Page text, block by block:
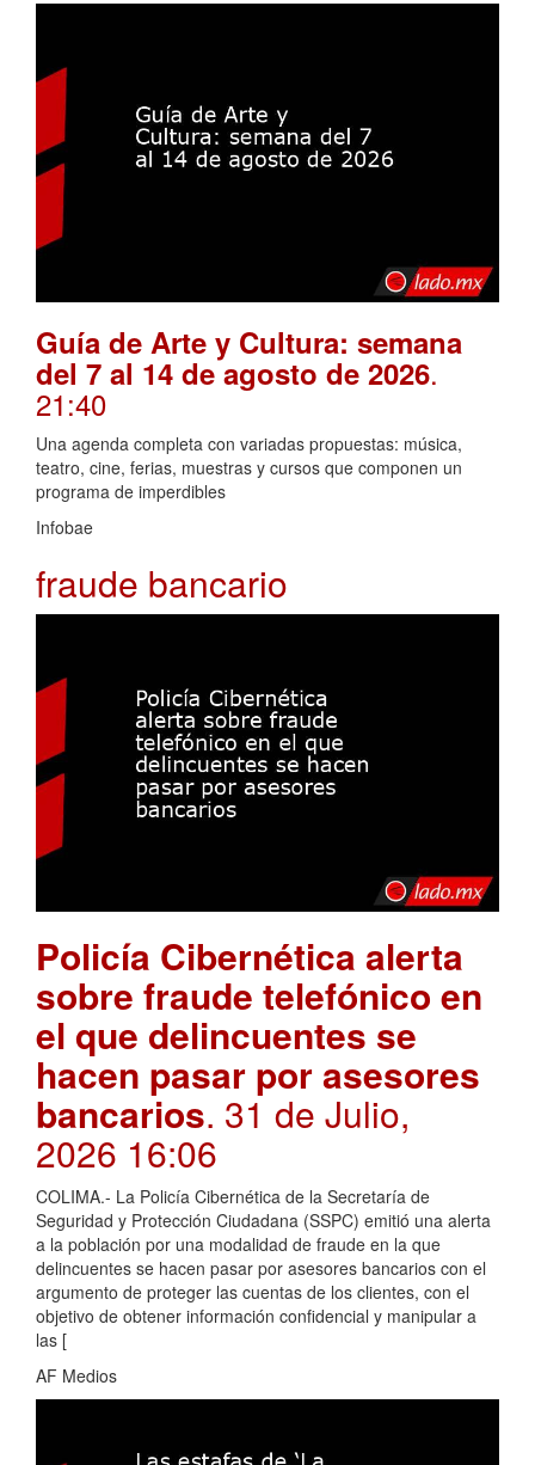
Guía de Arte y Cultura: semana
del 7 al 14 de agosto de 2026.
21:40
Una agenda completa con variadas propuestas: música,
teatro, cine, ferias, muestras y cursos que componen un
programa de imperdibles
Infobae
fraude bancario
Policía Cibernética alerta
sobre fraude telefónico en
el que delincuentes se
hacen pasar por asesores
bancarios. 31 de Julio,
2026 16:06
COLIMA.- La Policía Cibernética de la Secretaría de
Seguridad y Protección Ciudadana (SSPC) emitió una alerta
a la población por una modalidad de fraude en la que
delincuentes se hacen pasar por asesores bancarios con el
argumento de proteger las cuentas de los clientes, con el
objetivo de obtener información confidencial y manipular a
las [
AF Medios